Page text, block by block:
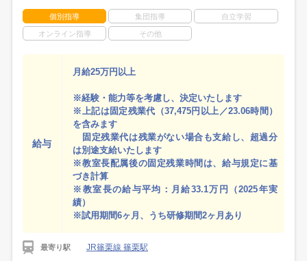
個別指導 集団指導 自立学習
オンライン指導 その他
給与
月給25万円以上
※経験・能力等を考慮し、決定いたします
※上記は固定残業代（37,475円以上／23.06時間）
を含みます
固定残業代は残業がない場合も支給し、超過分
は別途支給いたします
※教室長配属後の固定残業時間は、給与規定に基
づき計算
※教室長の給与平均：月給33.1万円（2025年実
績）
※試用期間6ヶ月、うち研修期間2ヶ月あり
最寄り駅 JR篠栗線 篠栗駅